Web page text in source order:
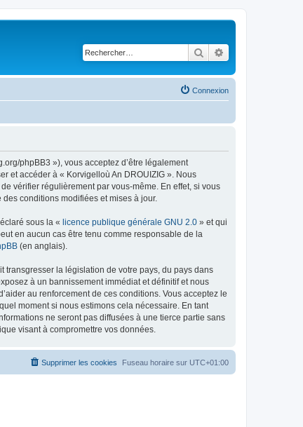
Rechercher
Connexion
phpBB3 »), vous acceptez d’être légalement
et accéder à « Korvigelloù An DROUIZIG ». Nous
vérifier régulièrement par vous-même. En effet, si vous
conditions modifiées et mises à jour.
sous la « licence publique générale GNU 2.0 » et qui
en aucun cas être tenu comme responsable de la
(en anglais).
transgresser la législation de votre pays, du pays dans
à un bannissement immédiat et définitif et nous
au renforcement de ces conditions. Vous acceptez le
moment si nous estimons cela nécessaire. En tant
ne seront pas diffusées à une tierce partie sans
visant à compromettre vos données.
Fuseau horaire sur UTC+01:00
Supprimer les cookies